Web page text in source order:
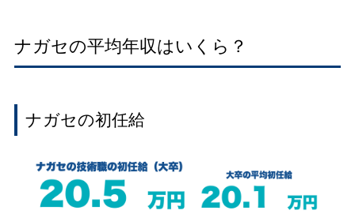
ナガセの平均年収はいくら？
ナガセの初任給